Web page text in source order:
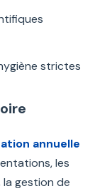
strictes
annuelle
les
la gestion de